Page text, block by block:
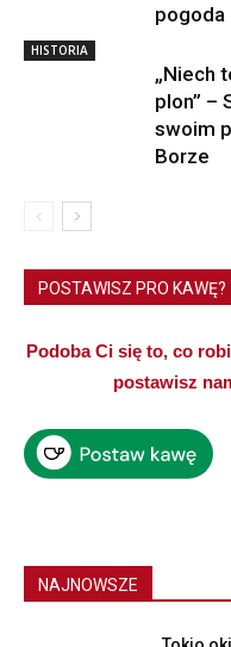
pogoda
HISTORIA
„Niech
plon” –
swoim
Borze
POSTAWISZ PRO KAWĘ?
Podoba Ci się to, co
postawisz
NAJNOWSZE